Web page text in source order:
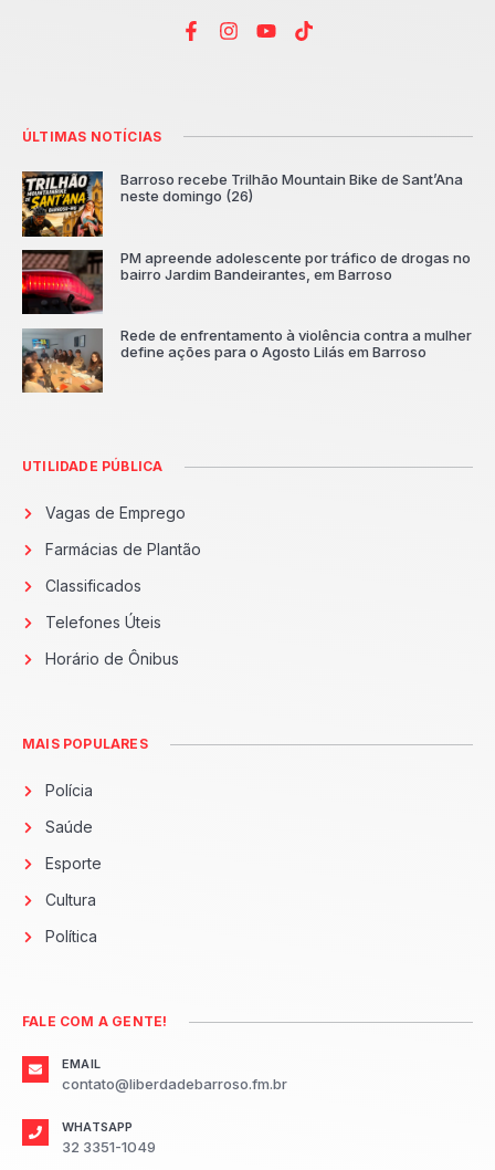
ÚLTIMAS NOTÍCIAS
Barroso recebe Trilhão Mountain Bike de Sant’Ana
neste domingo (26)
PM apreende adolescente por tráfico de drogas no
bairro Jardim Bandeirantes, em Barroso
Rede de enfrentamento à violência contra a mulher
define ações para o Agosto Lilás em Barroso
UTILIDADE PÚBLICA
Vagas de Emprego
Farmácias de Plantão
Classificados
Telefones Úteis
Horário de Ônibus
MAIS POPULARES
Polícia
Saúde
Esporte
Cultura
Política
FALE COM A GENTE!
EMAIL
contato@liberdadebarroso.fm.br
WHATSAPP
32 3351-1049